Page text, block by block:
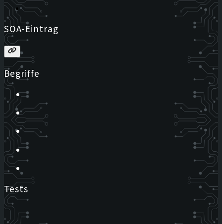
SOA-Eintrag
Begriffe
Tests